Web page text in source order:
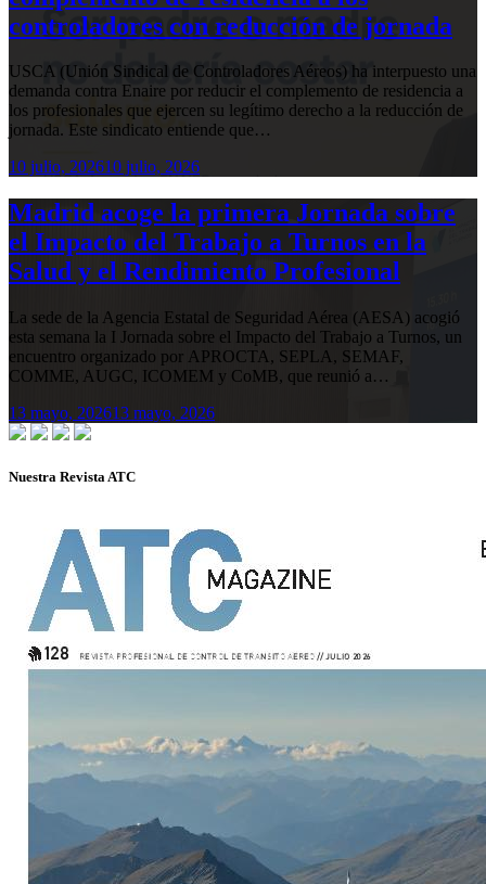
controladores con reducción de jornada
USCA (Unión Sindical de Controladores Aéreos) ha interpuesto una
demanda contra Enaire por reducir el complemento de residencia a
los profesionales que ejercen su legítimo derecho a la reducción de
jornada. Este sindicato entiende que…
10 julio, 202610 julio, 2026
Madrid acoge la primera Jornada sobre
el Impacto del Trabajo a Turnos en la
Salud y el Rendimiento Profesional
La sede de la Agencia Estatal de Seguridad Aérea (AESA) acogió
esta semana la I Jornada sobre el Impacto del Trabajo a Turnos, un
encuentro organizado por APROCTA, SEPLA, SEMAF,
COMME, AUGC, ICOMEM y CoMB, que reunió a…
13 mayo, 202613 mayo, 2026
Nuestra Revista ATC